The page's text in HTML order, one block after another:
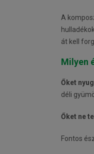
A
át kell
Milyen
Őket
déli
Őket ne
Fontos